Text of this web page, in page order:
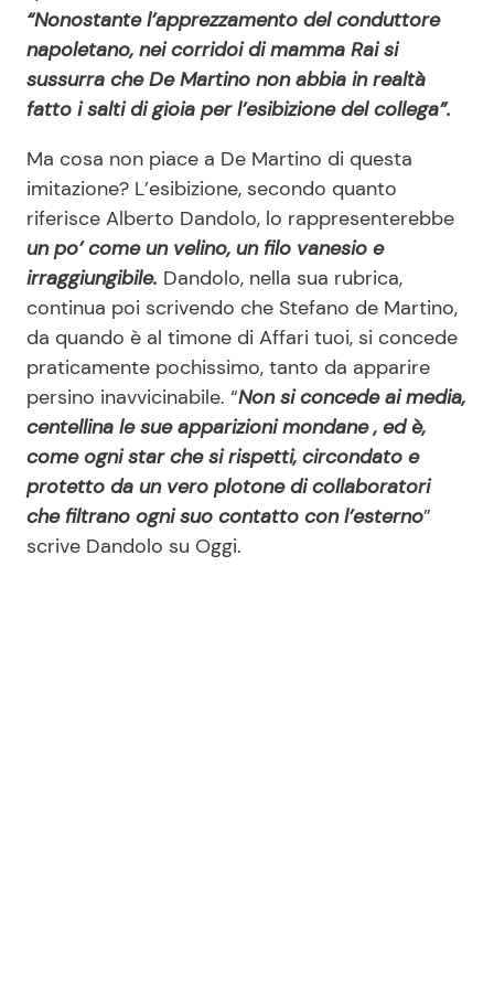
“Nonostante l’apprezzamento del conduttore
napoletano, nei corridoi di mamma Rai si
sussurra che De Martino non abbia in realtà
fatto i salti di gioia per l’esibizione del collega”.
Ma cosa non piace a De Martino di questa
imitazione? L’esibizione, secondo quanto
riferisce Alberto Dandolo, lo rappresenterebbe
un po’ come un velino, un filo vanesio e
irraggiungibile. Dandolo, nella sua rubrica,
continua poi scrivendo che Stefano de Martino,
da quando è al timone di Affari tuoi, si concede
praticamente pochissimo, tanto da apparire
persino inavvicinabile. “Non si concede ai media,
centellina le sue apparizioni mondane , ed è,
come ogni star che si rispetti, circondato e
protetto da un vero plotone di collaboratori
che filtrano ogni suo contatto con l’esterno”
scrive Dandolo su Oggi.